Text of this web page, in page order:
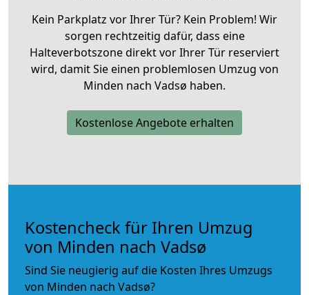
Kein Parkplatz vor Ihrer Tür? Kein Problem! Wir
sorgen rechtzeitig dafür, dass eine
Halteverbotszone direkt vor Ihrer Tür reserviert
wird, damit Sie einen problemlosen Umzug von
Minden nach Vadsø haben.
Kostenlose Angebote erhalten
Kostencheck für Ihren Umzug
von Minden nach Vadsø
Sind Sie neugierig auf die Kosten Ihres Umzugs
von Minden nach Vadsø?